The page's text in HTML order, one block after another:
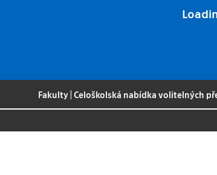
Fakulty |Celoškolská nabídka volitelných